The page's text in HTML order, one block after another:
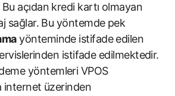
açıdan kredi kartı olmayan
sağlar. Bu yöntemde pek
yönteminde istifade edilen
istifade edilmektedir.
yöntemleri VPOS
internet üzerinden